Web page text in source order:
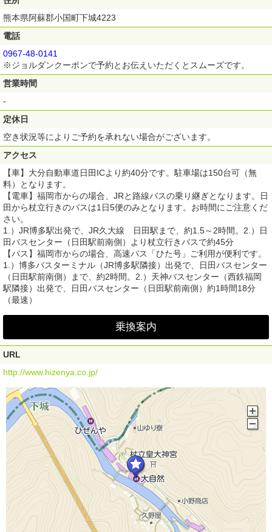
熊本県阿蘇郡小国町下城4223
電話
0967-48-0141
※ジョルダンクーポンで予約とお伝えいただくとスムーズです。
営業時間
-
定休日
空き状況等によりご予約を承れない場合がございます。
アクセス
【車】大分自動車道日田ICより約40分です。駐車場は150台可（無
料）となります。
【電車】福岡市からの場合、JRと路線バスの乗り継ぎとなります。日
田から杖立行きのバスは1日5便のみとなります。お時間にご注意くだ
さい。
1.）JR博多駅出発で、JR久大線 日田駅まで、約1.5～2時間。2.）日
田バスセンター（日田駅前南側）より杖立行きバスで約45分
【バス】福岡市からの場合、高速バス「ひた号」ご利用が便利です。
1.）博多バスターミナル（JR博多駅隣接）出発で、日田バスセンター
（日田駅前南側）まで、約2時間。2.）天神バスセンター（西鉄福岡
駅隣接）出発で、日田バスセンター（日田駅前南側）約1時間18分
（最速）
乗換案内
URL
http://www.hizenya.co.jp/